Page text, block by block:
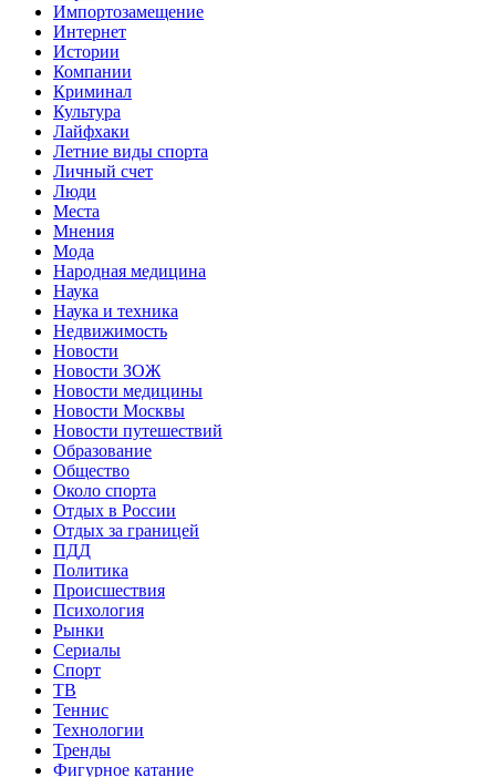
Импортозамещение
Интернет
Истории
Компании
Криминал
Культура
Лайфхаки
Летние виды спорта
Личный счет
Люди
Места
Мнения
Мода
Народная медицина
Наука
Наука и техника
Недвижимость
Новости
Новости ЗОЖ
Новости медицины
Новости Москвы
Новости путешествий
Образование
Общество
Около спорта
Отдых в России
Отдых за границей
ПДД
Политика
Происшествия
Психология
Рынки
Сериалы
Спорт
ТВ
Теннис
Технологии
Тренды
Фигурное катание